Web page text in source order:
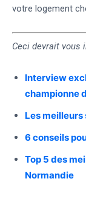
votre logement
Ceci devrait vous
Interview
championne
Les
6 conseils
Top 5 des
Normandie